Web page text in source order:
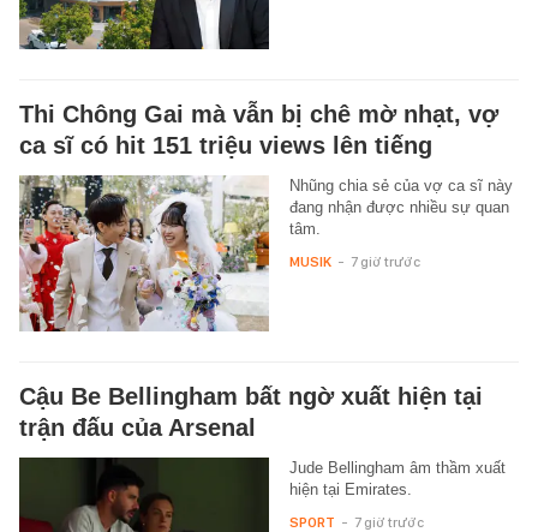
Thi Chông Gai mà vẫn bị chê mờ nhạt, vợ
ca sĩ có hit 151 triệu views lên tiếng
Nhũng chia sẻ của vợ ca sĩ này
đang nhận được nhiều sự quan
tâm.
MUSIK - 7 giờ trước
Cậu Be Bellingham bất ngờ xuất hiện tại
trận đấu của Arsenal
Jude Bellingham âm thầm xuất
hiện tại Emirates.
SPORT - 7 giờ trước